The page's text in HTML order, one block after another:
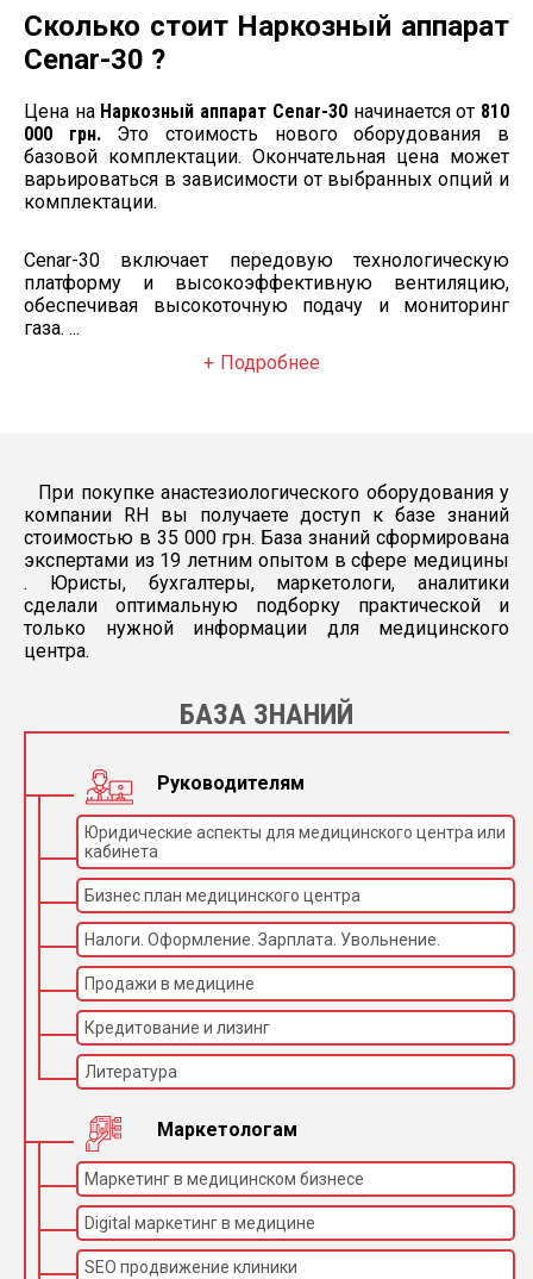
Сколько стоит Наркозный аппарат
Cenar-30 ?
Цена на Наркозный аппарат Cenar-30начинается от 810
000 грн.Это стоимость нового оборудования в
базовой комплектации. Окончательная цена может
варьироваться в зависимости от выбранных опций и
комплектации.
Cenar-30 включает передовую технологическую
платформу и высокоэффективную вентиляцию,
обеспечивая высокоточную подачу и мониторинг
газа. ...
Подробнее
При покупке анастезиологического оборудования у
компании RH вы получаете доступ к базе знаний
стоимостью в 35 000 грн. База знаний сформирована
экспертами из 19 летним опытом в сфере медицины
. Юристы, бухгалтеры, маркетологи, аналитики
сделали оптимальную подборку практической и
только нужной информации для медицинского
центра.
БАЗА ЗНАНИЙ
Руководителям
Юридические аспекты для медицинского центра или
кабинета
Бизнес план медицинского центра
Налоги. Оформление. Зарплата. Увольнение.
Продажи в медицине
Кредитование и лизинг
Литература
Маркетологам
Маркетинг в медицинском бизнесе
Digital маркетинг в медицине
SEO продвижение клиники